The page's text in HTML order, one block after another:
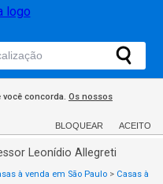
você concorda. Os nossos
BLOQUEAR ACEITO
Leonídio Allegreti
à venda em São Paulo > Casas à